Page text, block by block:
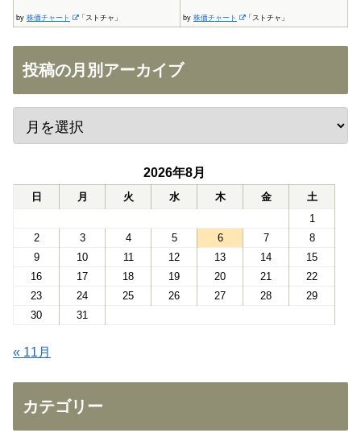
by 株価チャート 「ストチャ」 by 株価チャート 「ストチャ」
投稿の月別アーカイブ
2026年8月
日 月 火 水 木 金
土
1
2
3 4 5 6 7
8
9
10 11 12 13 14
15
16
17 18 19 20 21
22
23
24 25 26 27 28
29
30
31
« 11月
カテゴリー